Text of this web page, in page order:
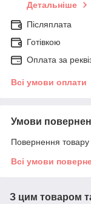
Детальніше
Післяплата
Готівкою
Оплата за
Всі умови оплати
Умови
Повернення товару
Всі умови
З цим товаром